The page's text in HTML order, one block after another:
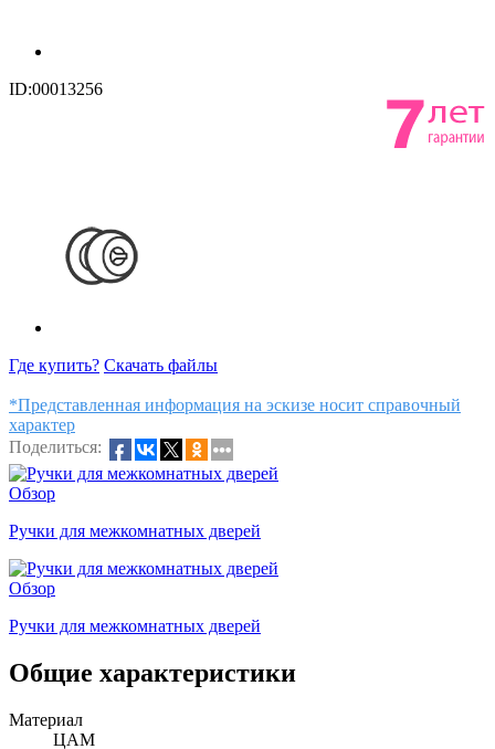
ID:00013256
Где купить? Скачать файлы
*Представленная информация на эскизе носит справочный
характер
Поделиться:
Обзор
Ручки для межкомнатных дверей
Обзор
Ручки для межкомнатных дверей
Общие характеристики
Материал
ЦАМ